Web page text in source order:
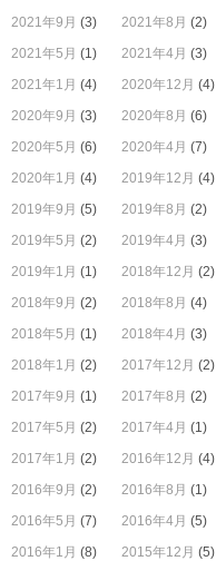
2021年9月 (3) 2021年8月 (2)
2021年5月 (1) 2021年4月 (3)
2021年1月 (4) 2020年12月 (4)
2020年9月 (3) 2020年8月 (6)
2020年5月 (6) 2020年4月 (7)
2020年1月 (4) 2019年12月 (4)
2019年9月 (5) 2019年8月 (2)
2019年5月 (2) 2019年4月 (3)
2019年1月 (1) 2018年12月 (2)
2018年9月 (2) 2018年8月 (4)
2018年5月 (1) 2018年4月 (3)
2018年1月 (2) 2017年12月 (2)
2017年9月 (1) 2017年8月 (2)
2017年5月 (2) 2017年4月 (1)
2017年1月 (2) 2016年12月 (4)
2016年9月 (2) 2016年8月 (1)
2016年5月 (7) 2016年4月 (5)
2016年1月 (8) 2015年12月 (5)